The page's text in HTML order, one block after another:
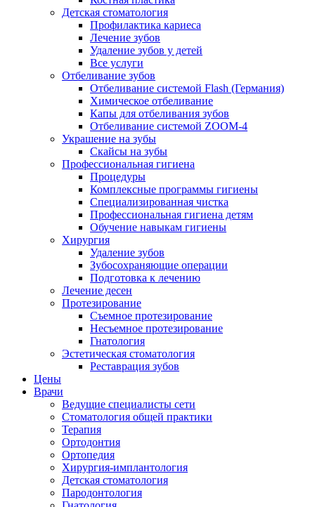
Детская стоматология
Профилактика кариеса
Лечение зубов
Удаление зубов у детей
Все услуги
Отбеливание зубов
Отбеливание системой Flash (Германия)
Химическое отбеливание
Капы для отбеливания зубов
Отбеливание системой ZOOM-4
Украшение на зубы
Скайсы на зубы
Профессиональная гигиена
Процедуры
Комплексные программы гигиены
Специализированная чистка
Профессиональная гигиена детям
Обучение навыкам гигиены
Хирургия
Удаление зубов
Зубосохраняющие операции
Подготовка к лечению
Лечение десен
Протезирование
Съемное протезирование
Несъемное протезирование
Гнатология
Эстетическая стоматология
Реставрация зубов
Цены
Врачи
Ведущие специалисты сети
Стоматология общей практики
Терапия
Ортодонтия
Ортопедия
Хирургия-имплантология
Детская стоматология
Пародонтология